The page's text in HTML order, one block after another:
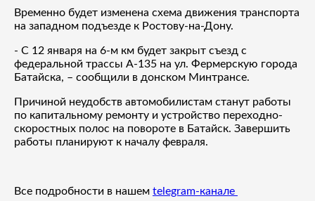
Временно будет изменена схема движения транспорта
на западном подъезде к Ростову-на-Дону.
- С 12 января на 6-м км будет закрыт съезд с
федеральной трассы А-135 на ул. Фермерскую города
Батайска, – сообщили в донском Минтрансе.
Причиной неудобств автомобилистам станут работы
по капитальному ремонту и устройство переходно-
скоростных полос на повороте в Батайск. Завершить
работы планируют к началу февраля.
Все подробности в нашем telegram-канале